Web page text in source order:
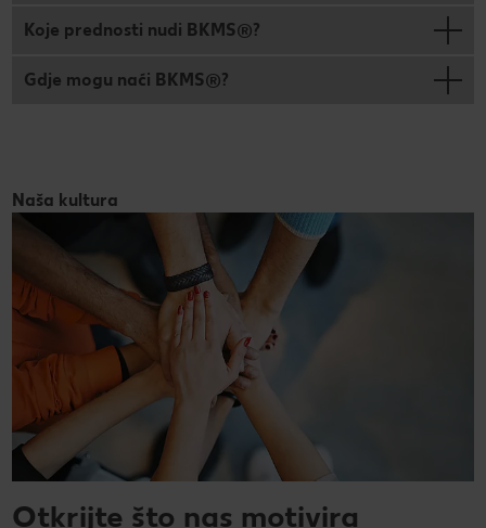
Koje prednosti nudi BKMS®?
Gdje mogu naći BKMS®?
Naša kultura
Otkrijte što nas motivira